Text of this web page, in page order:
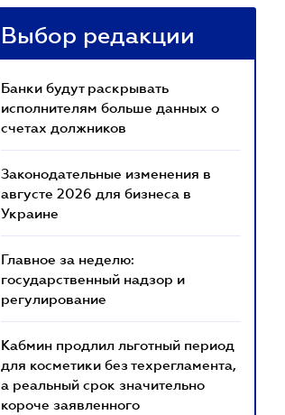
Выбор редакции
Банки будут раскрывать
исполнителям больше данных о
счетах должников
Законодательные изменения в
августе 2026 для бизнеса в
Украине
Главное за неделю:
государственный надзор и
регулирование
Кабмин продлил льготный период
для косметики без техрегламента,
а реальный срок значительно
короче заявленного